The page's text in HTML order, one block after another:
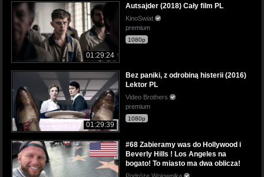
01:29:24
Autsajder (2018) Cały film PL
KinoSwiat
premium
1080p
01:29:39
Bez paniki, z odrobiną histerii (2016)
Lektor PL
Video Brothers
premium
1080p
#68 Zabieramy was do Hollywood i
Beverly Hills ! Los Angeles na
bogato! To miasto ma dwa oblicza!